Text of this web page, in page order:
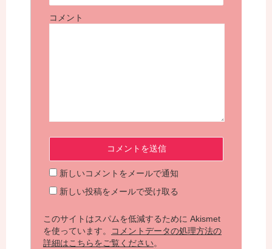
コメント
新しいコメントをメールで通知
新しい投稿をメールで受け取る
このサイトはスパムを低減するために Akismet
を使っています。
コメントデータの処理方法の
詳細はこちらをご覧ください。